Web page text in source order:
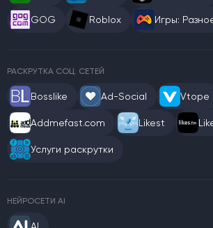
GOG Roblox Игры:
РАСКРУТКА СОЦ. СЕТЕЙ
Bosslike Ad-Social Vtope
Addmefast.com Likest
Услуги раскрутки
НЕЙРОСЕТИ AI